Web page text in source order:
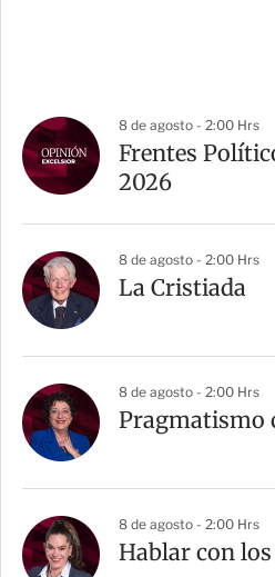
8 de agosto - 2:00 Hrs
Frentes
2026
8 de agosto - 2:00 Hrs
La Cristiada
8 de agosto - 2:00 Hrs
Pragmatismo
8 de agosto - 2:00 Hrs
Hablar con